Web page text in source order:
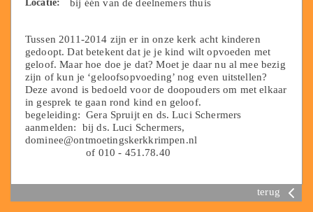
bij één van de deelnemers thuis
Tussen 2011-2014 zijn er in onze kerk acht kinderen
gedoopt. Dat betekent dat je je kind wilt opvoeden met
geloof. Maar hoe doe je dat? Moet je daar nu al mee bezig
zijn of kun je ‘geloofsopvoeding’ nog even uitstellen?
Deze avond is bedoeld voor de doopouders om met elkaar
in gesprek te gaan rond kind en geloof.
begeleiding: Gera Spruijt en ds. Luci Schermers
aanmelden: bij ds. Luci Schermers,
dominee@ontmoetingskerkkrimpen.nl
of 010 - 451.78.40
terug